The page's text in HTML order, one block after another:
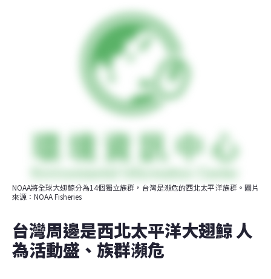
NOAA將全球大翅鯨分為14個獨立族群，台灣是瀕危的西北太平洋族群。圖片
來源：NOAA Fisheries
台灣周邊是西北太平洋大翅鯨 人
為活動盛、族群瀕危